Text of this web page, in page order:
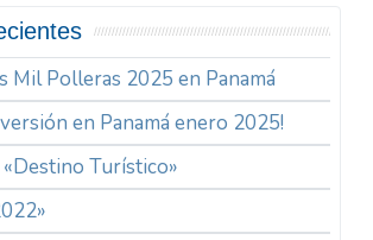
Mil Polleras 2025 en Panamá
en Panamá enero 2025!
Turístico»